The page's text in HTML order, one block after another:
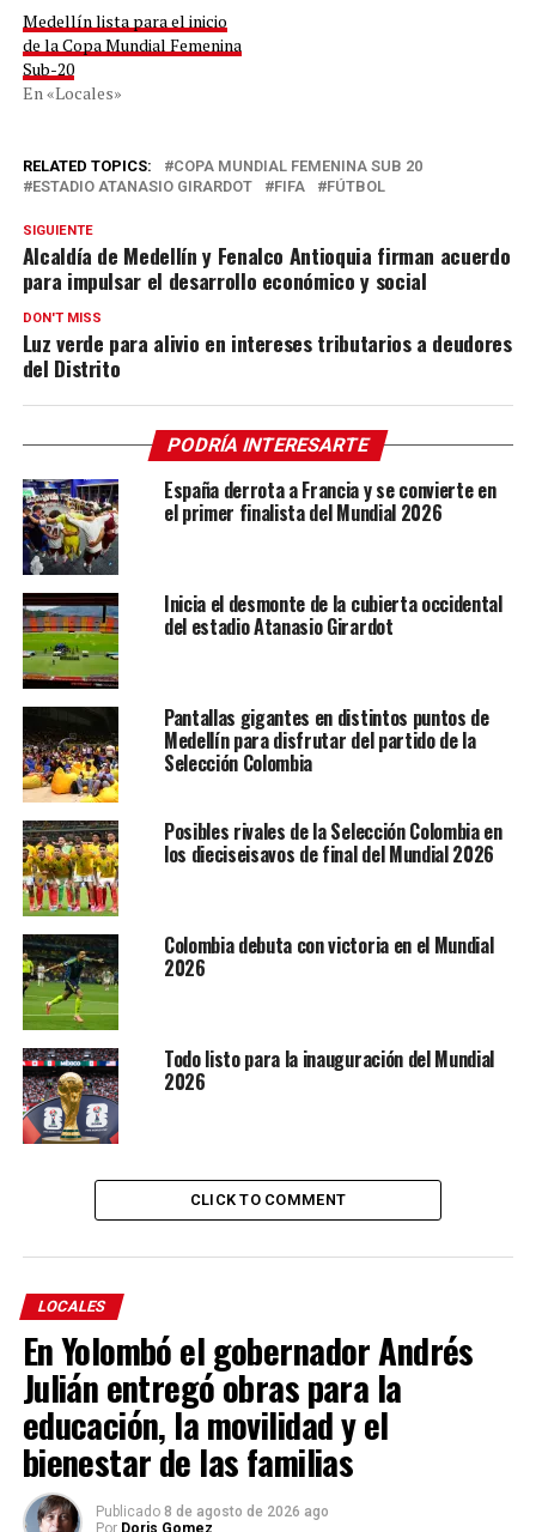
Medellín lista para el inicio
de la Copa Mundial Femenina
Sub-20
En «Locales»
RELATED TOPICS:
COPA MUNDIAL FEMENINA SUB 20
ESTADIO ATANASIO GIRARDOT
FIFA FÚTBOL
SIGUIENTE
Alcaldía de Medellín y Fenalco Antioquia firman acuerdo
para impulsar el desarrollo económico y social
DON'T MISS
Luz verde para alivio en intereses tributarios a deudores
del Distrito
PODRÍA INTERESARTE
España derrota a Francia y se convierte en
el primer finalista del Mundial 2026
Inicia el desmonte de la cubierta occidental
del estadio Atanasio Girardot
Pantallas gigantes en distintos puntos de
Medellín para disfrutar del partido de la
Selección Colombia
Posibles rivales de la Selección Colombia en
los dieciseisavos de final del Mundial 2026
Colombia debuta con victoria en el Mundial
2026
Todo listo para la inauguración del Mundial
2026
CLICK TO COMMENT
LOCALES
En Yolombó el gobernador Andrés
Julián entregó obras para la
educación, la movilidad y el
bienestar de las familias
Publicado 8 de agosto de 2026 ago
Por Doris Gomez